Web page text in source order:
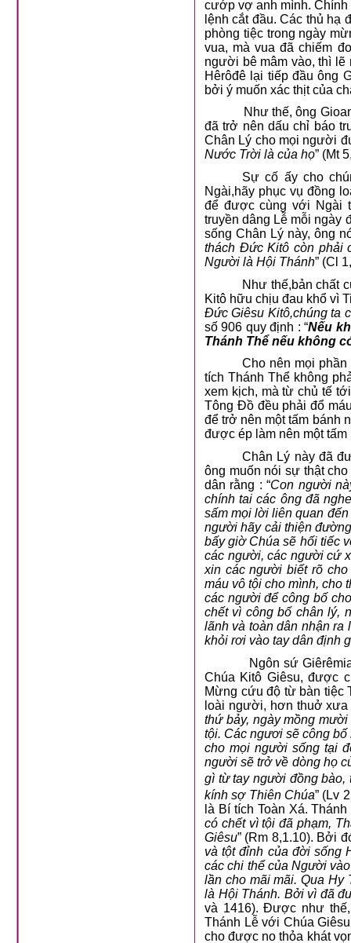
cướp vợ anh mình. Chính
lệnh cắt đầu. Các thủ hạ
phòng tiệc trong ngày
vua, mà vua đã chiếm
người bê mâm vào, thì lẽ
Hêrôđê lại tiếp đầu ông
bởi ý muốn xác thịt của
Như thế, ông
đã trở nên dấu chỉ báo
Chân Lý cho mọi người
Nước Trời là của họ” (Mt
Sự cố ấy cho
Ngài,hãy phục vụ đồng
để được cùng với Ngài
truyền dâng Lễ mỗi ngày
sống Chân Lý này, ông
thách Đức Kitô còn phải
Người là Hội Thánh” (Cl
Như thế,bản chất
Kitô hữu chịu đau khổ vì
Đức Giêsu Kitô,chúng ta
số 906 quy định : “Nếu
Thánh Thể nếu không
Cho nên mọi
tích Thánh Thể không
xem kịch, mà từ chủ tế
Tông Đồ đều phải đổ
để trở nên một tấm bánh
được ép làm nên một
Chân Lý này đã
ông muốn nói sự thật
dân rằng : “Con người
chính tai các ông đã nghe
sấm mọi lời liên quan
người hãy cải thiện
bấy giờ Chúa sẽ hối tiếc
các người, các người cứ
xin các người biết rõ
máu vô tội cho mình, cho
các người để công bố
chết vì công bố chân lý,
lãnh và toàn dân nhận ra
khỏi rơi vào tay dân định
Ngôn sứ
Chúa Kitô Giêsu, được
Mừng cứu độ từ bàn tiệc
loài người, hơn thuở
thứ bảy, ngày mồng
tội. Các ngươi sẽ công
cho mọi người sống tại
người sẽ trở về dòng họ
gì từ tay người đồng bào,
kính sợ Thiên Chúa” (Lv
là Bí tích Toàn Xá.
có chết vì tội đã phạm,
Giêsu” (Rm 8,1.10). Bởi
và tột đỉnh của đời sống
các chi thể của Người
lần cho mãi mãi. Qua Hy
là Hội Thánh. Bởi vì đã
và 1416). Được như
Thánh Lễ với Chúa
cho được no thỏa khát